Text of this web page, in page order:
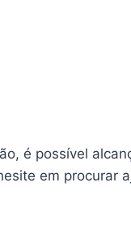
é possível
em procurar